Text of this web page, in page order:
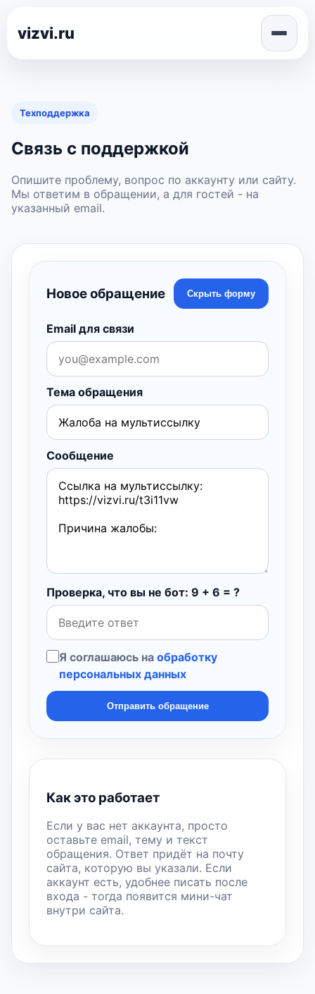
vizvi.ru
Техподдержка
Связь с поддержкой
Опишите проблему, вопрос по аккаунту или сайту.
Мы ответим в обращении, а для гостей - на
указанный email.
Новое обращение Скрыть форму
Email для связи
Тема обращения
Сообщение
Проверка, что вы не бот: 9 + 6 = ?
Я соглашаюсь на обработку
персональных данных
Отправить обращение
Как это работает
Если у вас нет аккаунта, просто
оставьте email, тему и текст
обращения. Ответ придёт на почту
сайта, которую вы указали. Если
аккаунт есть, удобнее писать после
входа - тогда появится мини-чат
внутри сайта.